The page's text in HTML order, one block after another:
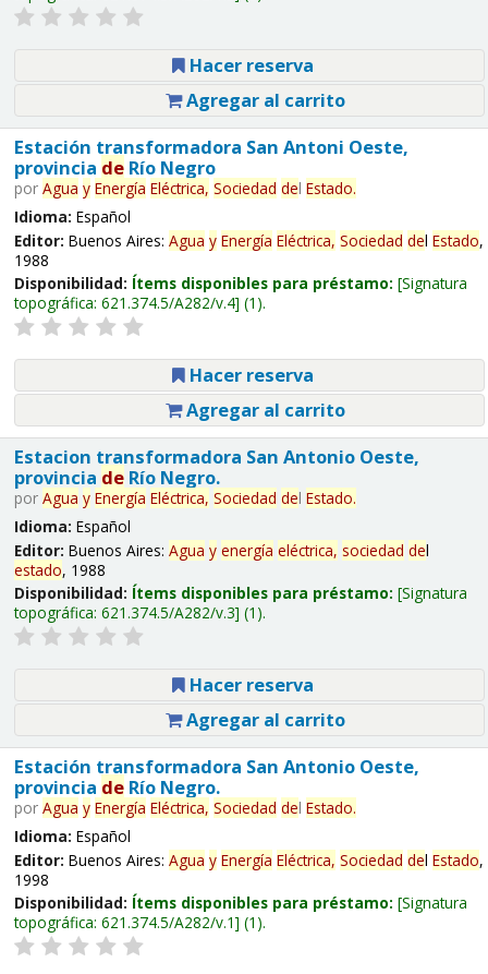
Hacer reserva
Agregar al carrito
Estación transformadora San Antoni Oeste,
provincia deRío Negro
por Agua y Energía Eléctrica, Sociedad del Estado.
Idioma: Español
Editor: Buenos Aires: Agua y Energía Eléctrica, Sociedad del Estado,
1988
Disponibilidad: Ítems disponibles para préstamo: Signatura
topográfica: 621.374.5/A282/v.4 (1).
Hacer reserva
Agregar al carrito
Estacion transformadora San Antonio Oeste,
provincia deRío Negro.
por Agua y Energía Eléctrica, Sociedad del Estado.
Idioma: Español
Editor: Buenos Aires: Agua y energía eléctrica, sociedad del
estado, 1988
Disponibilidad: Ítems disponibles para préstamo: Signatura
topográfica: 621.374.5/A282/v.3 (1).
Hacer reserva
Agregar al carrito
Estación transformadora San Antonio Oeste,
provincia deRío Negro.
por Agua y Energía Eléctrica, Sociedad del Estado.
Idioma: Español
Editor: Buenos Aires: Agua y Energía Eléctrica, Sociedad del Estado,
1998
Disponibilidad: Ítems disponibles para préstamo: Signatura
topográfica: 621.374.5/A282/v.1 (1).